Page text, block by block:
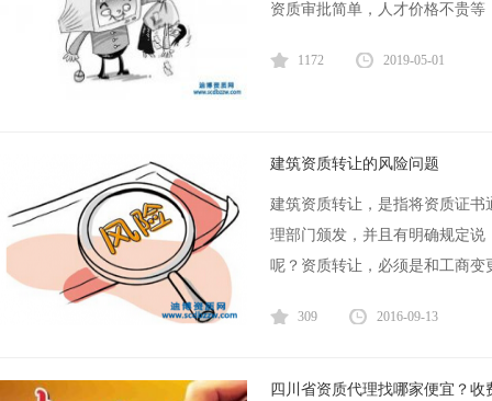
资质审批简单，人才价格不贵等
1172 2019-05-01
建筑资质转让的风险问题
建筑资质转让，是指将资质证
理部门颁发，并且有明确规定
呢？资质转让，必须是和工商变
309 2016-09-13
四川省资质代理找哪家便宜？收